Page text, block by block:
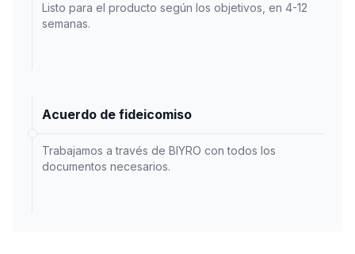
Listo para el producto según los objetivos, en 4-12
semanas.
Acuerdo de fideicomiso
Trabajamos a través de BIYRO con todos los
documentos necesarios.